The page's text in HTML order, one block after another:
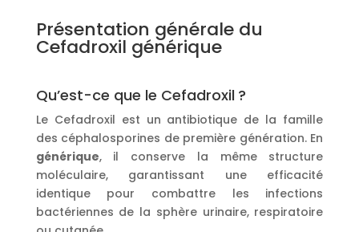
Présentation générale du
Cefadroxil générique
Qu’est-ce que le Cefadroxil ?
Le Cefadroxil est un antibiotique de la famille
des céphalosporines de première génération. En
générique, il conserve la même structure
moléculaire, garantissant une efficacité
identique pour combattre les infections
bactériennes de la sphère urinaire, respiratoire